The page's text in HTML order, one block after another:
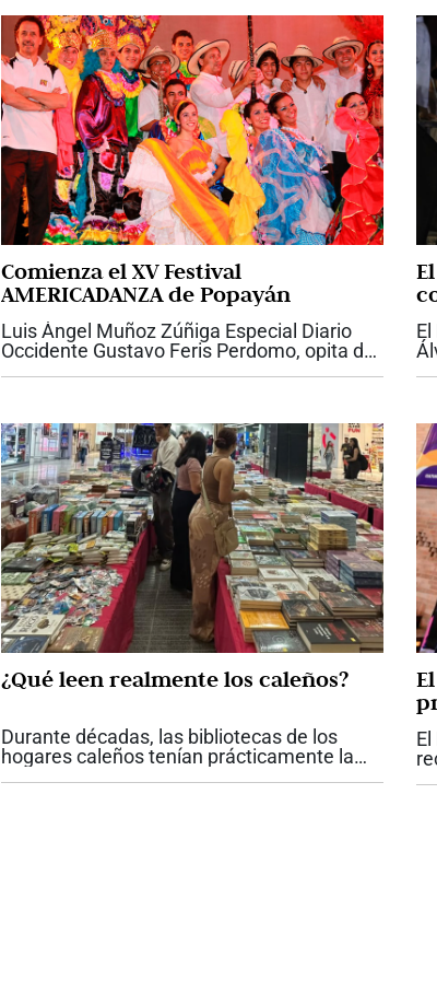
Comienza el XV Festival
AMERICADANZA de Popayán
Luis Ángel Muñoz Zúñiga Especial Diario
Occidente Gustavo Feris Perdomo, opita de
¿Qué leen realmente los caleños?
Durante décadas, las bibliotecas de los
hogares caleños tenían prácticamente la